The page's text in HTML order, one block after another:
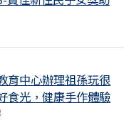
育中心辦理祖孫玩很
食光，健康手作體驗